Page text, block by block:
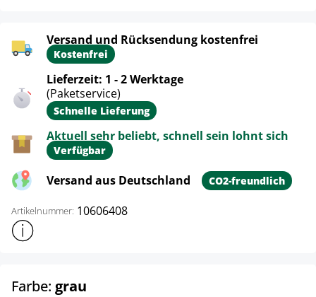
Versand und Rücksendung kostenfrei
Kostenfrei
Lieferzeit: 1 - 2 Werktage
(Paketservice)
Schnelle Lieferung
Aktuell sehr beliebt, schnell sein lohnt sich
Verfügbar
Versand aus Deutschland CO2-freundlich
Artikelnummer: 10606408
Weitere Produktinformationen anzeigen
Farbe: grau